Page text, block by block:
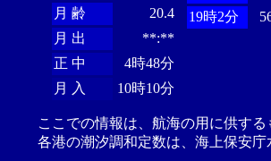
月 齢
20.4
月 出
**:**
正 中
4時48分
月 入
10時10分
19時2分
ここでの情報は、航海の用に供す
各港の潮汐調和定数は、海上保安